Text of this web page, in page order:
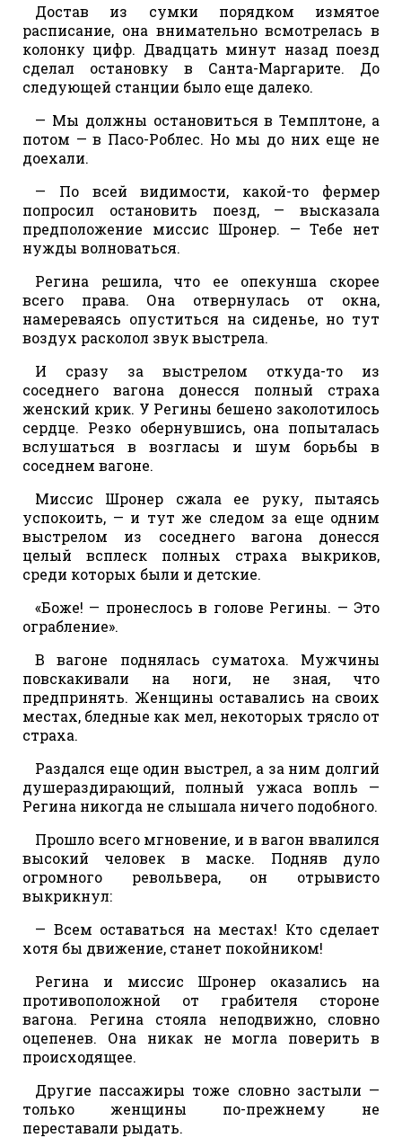
Достав из сумки порядком измятое
расписание, она внимательно всмотрелась в
колонку цифр. Двадцать минут назад поезд
сделал остановку в Санта-Маргарите. До
следующей станции было еще далеко.
— Мы должны остановиться в Темплтоне, а
потом — в Пасо-Роблес. Но мы до них еще не
доехали.
— По всей видимости, какой-то фермер
попросил остановить поезд, — высказала
предположение миссис Шронер. — Тебе нет
нужды волноваться.
Регина решила, что ее опекунша скорее
всего права. Она отвернулась от окна,
намереваясь опуститься на сиденье, но тут
воздух расколол звук выстрела.
И сразу за выстрелом откуда-то из
соседнего вагона донесся полный страха
женский крик. У Регины бешено заколотилось
сердце. Резко обернувшись, она попыталась
вслушаться в возгласы и шум борьбы в
соседнем вагоне.
Миссис Шронер сжала ее руку, пытаясь
успокоить, — и тут же следом за еще одним
выстрелом из соседнего вагона донесся
целый всплеск полных страха выкриков,
среди которых были и детские.
«Боже! — пронеслось в голове Регины. — Это
ограбление».
В вагоне поднялась суматоха. Мужчины
повскакивали на ноги, не зная, что
предпринять. Женщины оставались на своих
местах, бледные как мел, некоторых трясло от
страха.
Раздался еще один выстрел, а за ним долгий
душераздирающий, полный ужаса вопль —
Регина никогда не слышала ничего подобного.
Прошло всего мгновение, и в вагон ввалился
высокий человек в маске. Подняв дуло
огромного револьвера, он отрывисто
выкрикнул:
— Всем оставаться на местах! Кто сделает
хотя бы движение, станет покойником!
Регина и миссис Шронер оказались на
противоположной от грабителя стороне
вагона. Регина стояла неподвижно, словно
оцепенев. Она никак не могла поверить в
происходящее.
Другие пассажиры тоже словно застыли —
только женщины по-прежнему не
переставали рыдать.